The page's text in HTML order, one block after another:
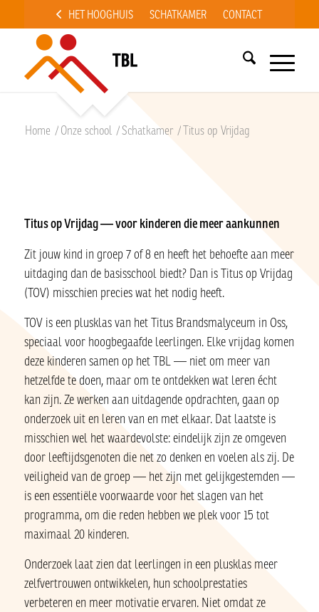
HET HOOGHUIS SCHATKAMER CONTACT
Home /Onze school /Schatkamer /Titus op Vrijdag
Titus op Vrijdag — voor kinderen die meer aankunnen
Zit jouw kind in groep 7 of 8 en heeft het behoefte aan meer
uitdaging dan de basisschool biedt? Dan is Titus op Vrijdag
(TOV) misschien precies wat het nodig heeft.
TOV is een plusklas van het Titus Brandsmalyceum in Oss,
speciaal voor hoogbegaafde leerlingen. Elke vrijdag komen
deze kinderen samen op het TBL — niet om meer van
hetzelfde te doen, maar om te ontdekken wat leren écht
kan zijn. Ze werken aan uitdagende opdrachten, gaan op
onderzoek uit en leren van en met elkaar. Dat laatste is
misschien wel het waardevolste: eindelijk zijn ze omgeven
door leeftijdsgenoten die net zo denken en voelen als zij. De
veiligheid van de groep — het zijn met gelijkgestemden —
is een essentiële voorwaarde voor het slagen van het
programma, om die reden hebben we plek voor 15 tot
maximaal 20 kinderen.
Onderzoek laat zien dat leerlingen in een plusklas meer
zelfvertrouwen ontwikkelen, hun schoolprestaties
verbeteren en meer motivatie ervaren. Niet omdat ze